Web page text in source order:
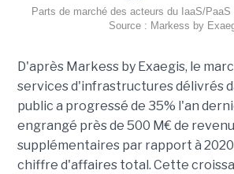
Parts de marché des acteurs du IaaS/PaaS
Source : Markess by
D'après Markess by Exaegis, le
services d'infrastructures délivrés
public a progressé de 35% l'an
engrangé près de 500 M€ de
supplémentaires par rapport à 2020
chiffre d'affaires total. Cette